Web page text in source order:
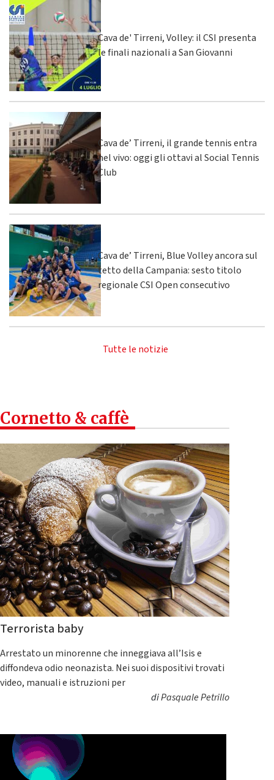
Cava de' Tirreni, Volley: il CSI presenta
le finali nazionali a San Giovanni
Cava de’ Tirreni, il grande tennis entra
nel vivo: oggi gli ottavi al Social Tennis
Club
Cava de’ Tirreni, Blue Volley ancora sul
tetto della Campania: sesto titolo
regionale CSI Open consecutivo
Tutte le notizie
Cornetto & caffè
Terrorista baby
Arrestato un minorenne che inneggiava all’Isis e
diffondeva odio neonazista. Nei suoi dispositivi trovati
video, manuali e istruzioni per
diPasquale Petrillo